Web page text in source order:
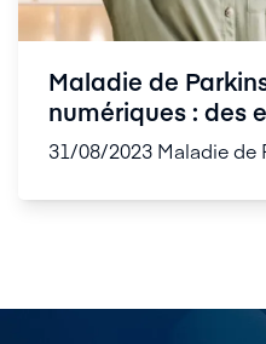
Maladie de
numériques : des
concrets
31/08/2023 Maladie de